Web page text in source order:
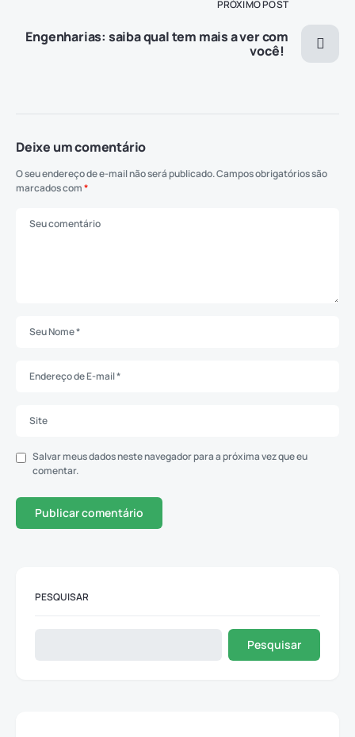
PRÓXIMO POST
Engenharias: saiba qual tem mais a ver com
você!
Deixe um comentário
O seu endereço de e-mail não será publicado.Campos obrigatórios são
marcados com*
Salvar meus dados neste navegador para a próxima vez que eu
comentar.
PESQUISAR
Pesquisar